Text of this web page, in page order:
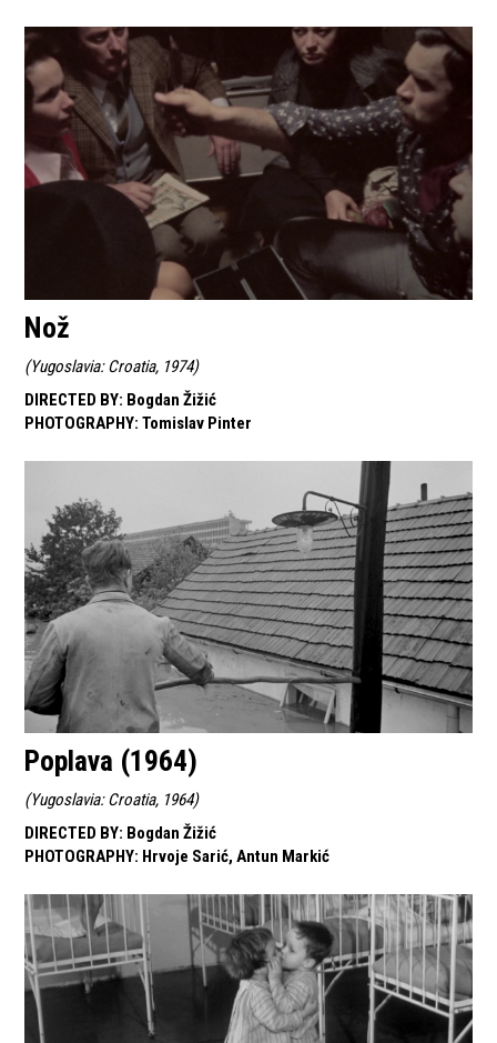
Nož
(Yugoslavia: Croatia, 1974)
DIRECTED BY: Bogdan Žižić
PHOTOGRAPHY: Tomislav Pinter
Poplava (1964)
(Yugoslavia: Croatia, 1964)
DIRECTED BY: Bogdan Žižić
PHOTOGRAPHY: Hrvoje Sarić, Antun Markić